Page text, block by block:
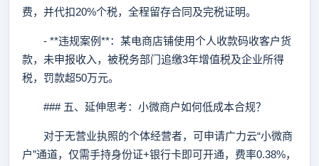
费，并代扣20%个税，全程留存合同及完税证明。
- **违规案例**：某电商店铺使用个人收款码收客户货
款，未申报收入，被税务部门追缴3年增值税及企业所得
税，罚款超50万元。
### 五、延伸思考：小微商户如何低成本合规？
对于无营业执照的个体经营者，可申请广力云“小微商
户”通道，仅需手持身份证+银行卡即可开通，费率0.38%，